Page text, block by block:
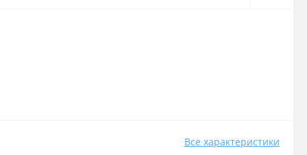
Все характеристики